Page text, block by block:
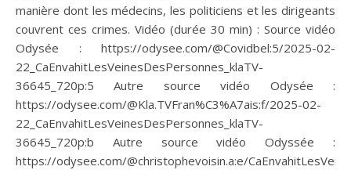
manière dont les médecins, les politiciens et les dirigeants
couvrent ces crimes. Vidéo (durée 30 min) : Source vidéo
Odysée : https://odysee.com/@Covidbel:5/2025-02-
22_CaEnvahitLesVeinesDesPersonnes_klaTV-
36645_720p:5 Autre source vidéo Odysée :
https://odysee.com/@Kla.TVFran%C3%A7ais:f/2025-02-
22_CaEnvahitLesVeinesDesPersonnes_klaTV-
36645_720p:b Autre source vidéo Odyssée :
https://odysee.com/@christophevoisin.a:e/